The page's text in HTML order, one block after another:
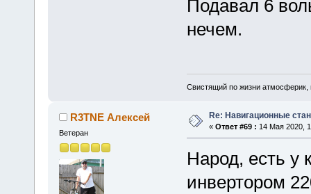
Подавал 6
нечем.
Свистящий по жизни
R3TNE Алексей
Ветеран
Re: Навигационные
« Ответ #69 : 14 Мая 2020,
Народ, есть у
инвертором